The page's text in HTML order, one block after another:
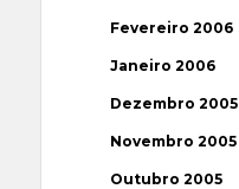
Fevereiro 2006
Janeiro 2006
Dezembro 2005
Novembro 2005
Outubro 2005